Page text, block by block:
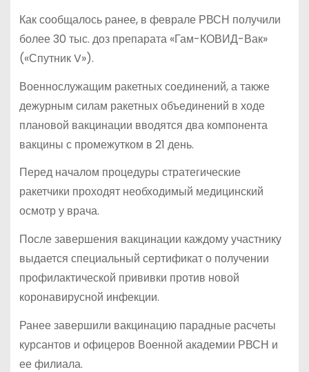
Как сообщалось ранее, в феврале РВСН получили
более 30 тыс. доз препарата «Гам-КОВИД-Вак»
(«Спутник V»).
Военнослужащим ракетных соединений, а также
дежурным силам ракетных объединений в ходе
плановой вакцинации вводятся два компонента
вакцины с промежутком в 21 день.
Перед началом процедуры стратегические
ракетчики проходят необходимый медицинский
осмотр у врача.
После завершения вакцинации каждому участнику
выдается специальный сертификат о получении
профилактической прививки против новой
коронавирусной инфекции.
Ранее завершили вакцинацию парадные расчеты
курсантов и офицеров Военной академии РВСН и
ее филиала.